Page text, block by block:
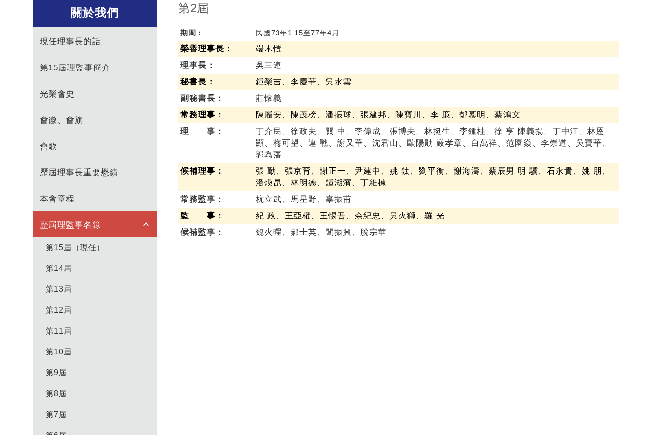
關於我們
現任理事長的話
第15屆理監事簡介
光榮會史
會徽、會旗
會歌
歷屆理事長重要懋績
本會章程
歷屆理監事名錄 keyboard_arrow_up
第15屆（現任）
第14屆
第13屆
第12屆
第11屆
第10屆
第9屆
第8屆
第7屆
第2屆
期間： 民國73年1.15至77年4月
榮譽理事長：
端木愷
理事長：
吳三連
秘書長：
鍾榮吉、李慶華、吳水雲
副秘書長：
莊懷義
常務理事：
陳履安、陳茂榜、潘振球、張建邦、陳寶川、李 廉、郁慕明、蔡鴻文
理 事：
丁介民、徐政夫、關 中、李偉成、張博夫、林挺生、李鍾桂、徐 亨 陳義揚、丁中江、林恩
顯、梅可望、連 戰、謝又華、沈君山、歐陽勛 嚴孝章、白萬祥、范園焱、李崇道、吳寶華、
郭為藩
候補理事：
張 勤、張京育、謝正一、尹建中、姚 鈦、劉平衡、謝海濤、蔡辰男 明 驥、石永貴、姚 朋、
潘煥昆、林明德、鍾湖濱、丁維棟
常務監事：
杭立武、馬星野、辜振甫
監 事：
紀 政、王亞權、王惕吾、余紀忠、吳火獅、羅 光
候補監事：
魏火曜、郝士英、閭振興、脫宗華